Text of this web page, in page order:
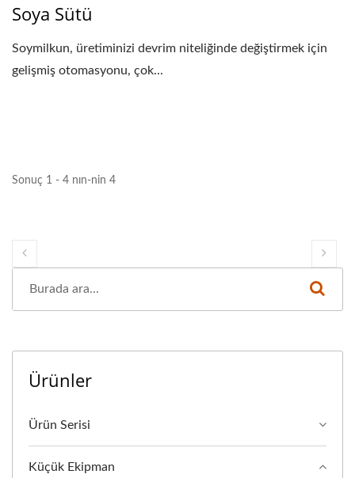
Soya Sütü
Soymilkun, üretiminizi devrim niteliğinde değiştirmek için
gelişmiş otomasyonu, çok...
Sonuç 1 - 4 nın-nin 4
Ürünler
Ürün Serisi
Küçük Ekipman